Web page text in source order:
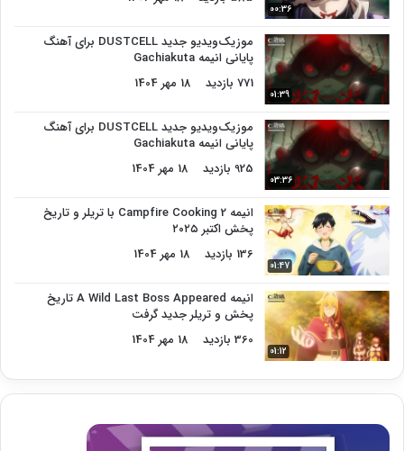
00:36
01:39
موزیک‌ویدیو جدید DUSTCELL برای آهنگ
پایانی انیمه Gachiakuta
771 بازدید
18 مهر 1404
03:36
موزیک‌ویدیو جدید DUSTCELL برای آهنگ
پایانی انیمه Gachiakuta
925 بازدید
18 مهر 1404
01:47
انیمه Campfire Cooking 2 با تریلر و تاریخ
پخش اکتبر ۲۰۲۵
136 بازدید
18 مهر 1404
01:12
انیمه A Wild Last Boss Appeared تاریخ
پخش و تریلر جدید گرفت
360 بازدید
18 مهر 1404